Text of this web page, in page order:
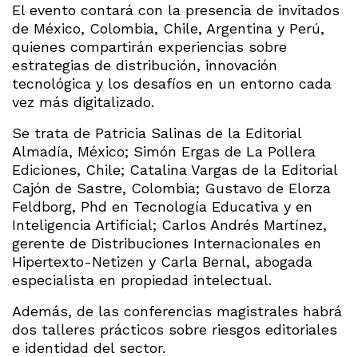
El evento contará con la presencia de invitados
de México, Colombia, Chile, Argentina y Perú,
quienes compartirán experiencias sobre
estrategias de distribución, innovación
tecnológica y los desafíos en un entorno cada
vez más digitalizado.
Se trata de Patricia Salinas de la Editorial
Almadía, México; Simón Ergas de La Pollera
Ediciones, Chile; Catalina Vargas de la Editorial
Cajón de Sastre, Colombia; Gustavo de Elorza
Feldborg, Phd en Tecnología Educativa y en
Inteligencia Artificial; Carlos Andrés Martínez,
gerente de Distribuciones Internacionales en
Hipertexto-Netizen y Carla Bernal, abogada
especialista en propiedad intelectual.
Además, de las conferencias magistrales habrá
dos talleres prácticos sobre riesgos editoriales
e identidad del sector.